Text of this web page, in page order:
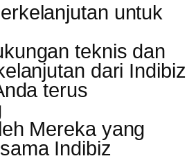
untuk
teknis dan
dari Indibiz
terus
Mereka yang
Indibiz